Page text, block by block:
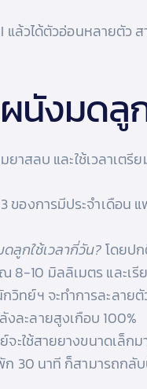
แล้วได้ตัวอ่อนหลายตัว
นังมดลู
าสลบ และใช้เวลาเต
ของการมีประจำเดือน
ลูกใช้เวลากี่วัน?โดยป
10 มิลลิเมตร และเรี
ทย์ฯ จะทำการละลายตั
ละลายสูงเกือบ 100%
ะใช้สายยางขนาดเล็ก
ก 30 นาที ก็สามารถกลั